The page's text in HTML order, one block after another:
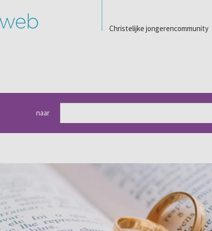
Christelijke jongerencommunity
naar